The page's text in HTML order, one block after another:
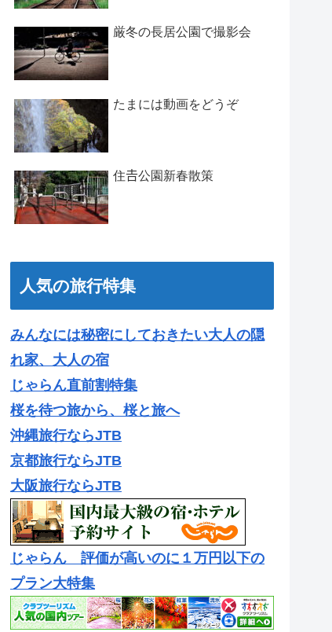
厳冬の長居公園で撮影会
たまには動画をどうぞ
住𠮷公園新春散策
人気の旅行特集
みんなには秘密にしておきたい大人の隠
れ家、大人の宿
じゃらん直前割特集
桜を待つ旅から、桜と旅へ
沖縄旅行ならJTB
京都旅行ならJTB
大阪旅行ならJTB
じゃらん 評価が高いのに１万円以下の
プラン大特集